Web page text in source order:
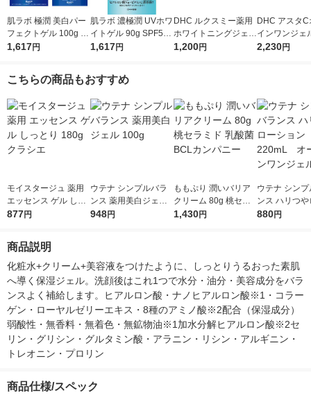
肌ラボ 極潤 美白パー
フェクトゲル 100g ロ
ート製薬 オールイン
1,617円
肌ラボ 濃極潤 UVホワ
イトゲル 90g SPF50+
PA++++ オールインワ
1,617円
DHC ルクスミー薬用
ホワイトニングジェル
120g 保湿オールイン
1,200円
DHC アスタ
インワンジェ
g アスタキサ
2,230円
こちらの商品もおすすめ
モイスタージュ 薬用
エッセンス ゲル しっ
とり 180g クラシエ
877円
ウテナ シンプルバラ
ンス 薬用美白ジェル
100g
948円
ももぷり 潤いバリア
クリーム 80g 桃セラ
ミド 乳酸菌 BCLカン
1,430円
ウテナ シン
ンス ハリつ
ョン 220mL
880円
商品説明
化粧水+クリーム+美容液をつけたように、しっとりうるおった素肌
へ導く保湿ジェル。洗顔後はこれ1つで水分・油分・美容成分をバラ
ンスよく補給します。ヒアルロン酸・ナノヒアルロン酸※1・コラー
ゲン・ローヤルゼリーエキス・8種のアミノ酸※2配合（保湿成分）
弱酸性・無香料・無着色・無鉱物油※1加水分解ヒアルロン酸※2セ
リン・グリシン・グルタミン酸・アラニン・リシン・アルギニン・
トレオニン・プロリン
商品仕様/スペック